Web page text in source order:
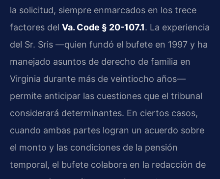
la solicitud, siempre enmarcados en los trece
factores del Va. Code § 20-107.1. La experiencia
del Sr. Sris —quien fundó el bufete en 1997 y ha
manejado asuntos de derecho de familia en
Virginia durante más de veintiocho años—
permite anticipar las cuestiones que el tribunal
considerará determinantes. En ciertos casos,
cuando ambas partes logran un acuerdo sobre
el monto y las condiciones de la pensión
temporal, el bufete colabora en la redacción de